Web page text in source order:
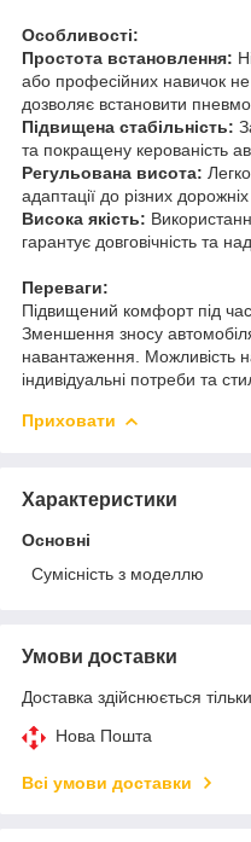
Особливості:
Простота встановлення:
або професійних навичок не
дозволяє встановити
Підвищена стабільність:
та покращену керованість
Регульована висота:
адаптації до різних
Висока якість:
гарантує довговічність та
Переваги:
Підвищений комфорт під час
Зменшення зносу
навантаження. Можливість
індивідуальні потреби та
Приховати
Характеристики
Основні
Сумісність з моделлю
Умови доставки
Доставка здійснюється
Нова Пошта
Всі умови доставки